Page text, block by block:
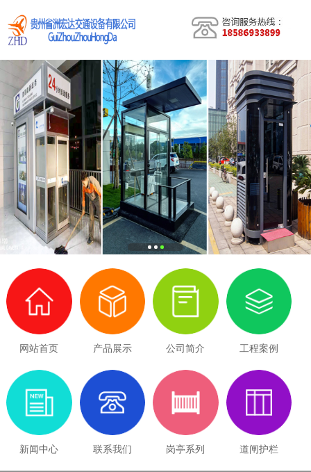
网站首页 产品展示 公司简介 工程案例
新闻中心 联系我们 岗亭系列 道闸护栏